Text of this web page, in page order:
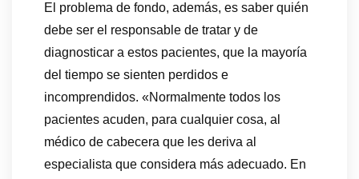
El problema de fondo, además, es saber quién
debe ser el responsable de tratar y de
diagnosticar a estos pacientes, que la mayoría
del tiempo se sienten perdidos e
incomprendidos. «Normalmente todos los
pacientes acuden, para cualquier cosa, al
médico de cabecera que les deriva al
especialista que considera más adecuado. En